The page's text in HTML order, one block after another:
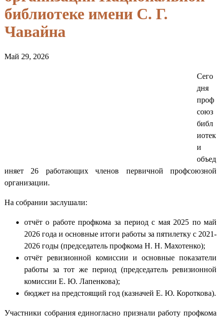
библиотеке имени С. Г.
Чавайна
Май 29, 2026
Сего
дня
проф
союз
библ
иотек
и
объед
иняет 26 работающих членов первичной профсоюзной
организации.
На собрании заслушали:
отчёт о работе профкома за период с мая 2025 по май
2026 года и основные итоги работы за пятилетку с 2021-
2026 годы (председатель профкома Н. Н. Махотенко);
отчёт ревизионной комиссии и основные показатели
работы за тот же период (председатель ревизионной
комиссии Е. Ю. Лапенкова);
бюджет на предстоящий год (казначей Е. Ю. Короткова).
Участники собрания единогласно признали работу профкома